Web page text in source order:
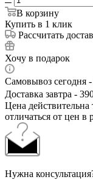
В корзину
Купить в 1 клик
Рассчитать
Хочу в подарок
Самовывоз сегодня
Доставка завтра -
Цена действительна
отличаться от цен в
Нужна